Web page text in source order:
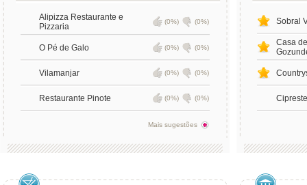
Alipizza Restaurante e
Pizzaria
(0%) (0%)
O Pé de Galo (0%) (0%)
Vilamanjar (0%) (0%)
Restaurante Pinote (0%) (0%)
Mais sugestões
Sobral
Casa
Cipreste